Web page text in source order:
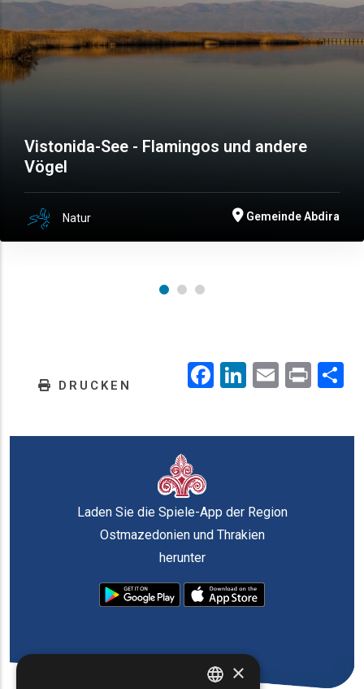
Vistonida-See - Flamingos und andere
Vögel
Natur Gemeinde Abdira
DRUCKEN Facebook
LinkedIn
EmailPrint
Laden Sie die Spiele-App der Region
Ostmazedonien und Thrakien
herunter
×